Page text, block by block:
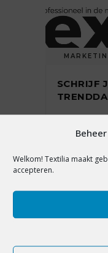
Welkom! Textilia maakt
accepteren.
SCHRIJF